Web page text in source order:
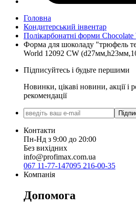
Головна
Кондитерський інвентар
Полікарбонатні форми Chocolate
Форма для шоколаду "трюфель
World 12092 CW
Підписуйтесь і будьте першими
Новинки, цікаві новини, акції і
рекомендації
Контакти
Пн-Нд з 9:00 до 20:00
Без вихідних
info@profimax.com.ua
067 11-77-147095 216-00-35
Компанія
Допомога